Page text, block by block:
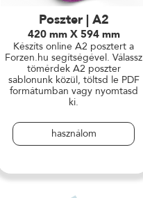
Poszter | A2
420 mm X 594 mm
Készíts online A2 posztert a
Forzen.hu segítségével. Válassz
tömérdek A2 poszter
sablonunk közül, töltsd le PDF
formátumban vagy nyomtasd
ki.
használom